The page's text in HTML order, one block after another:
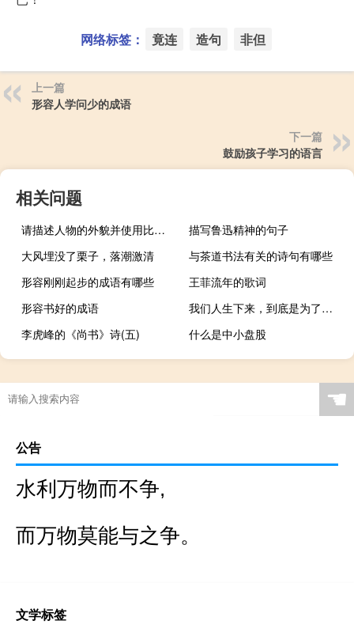
网络标签： 竟连 造句 非但
上一篇
形容人学问少的成语
下一篇
鼓励孩子学习的语言
相关问题
请描述人物的外貌并使用比喻修辞
描写鲁迅精神的句子
大风埋没了栗子，落潮激清
与茶道书法有关的诗句有哪些
形容刚刚起步的成语有哪些
王菲流年的歌词
形容书好的成语
我们人生下来，到底是为了自己，而是为
李虎峰的《尚书》诗(五)
什么是中小盘股
☚
公告
水利万物而不争,
而万物莫能与之争。
文学标签